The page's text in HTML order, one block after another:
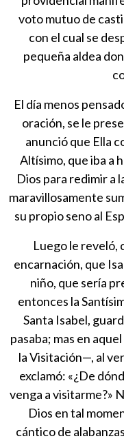
voto mutuo de
con el cual se
pequeña aldea
El día menos
oración, se le
anunció que Ella
Altísimo, que iba a
Dios para redimir a
maravillosamente
su propio seno al
Luego le reveló,
encarnación, que
niño, que sería
entonces la
Santa Isabel,
pasaba; mas en
la Visitación—, al
exclamó: «¿De
venga a visitarme?»
Dios en tal
cántico de